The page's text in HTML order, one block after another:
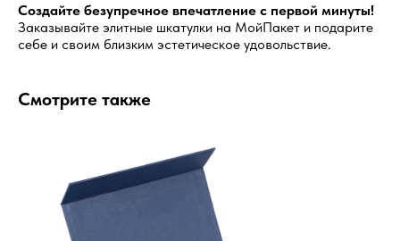
Создайте безупречное впечатление с первой минуты!
Заказывайте элитные шкатулки на МойПакет и подарите
себе и своим близким эстетическое удовольствие.
Смотрите также